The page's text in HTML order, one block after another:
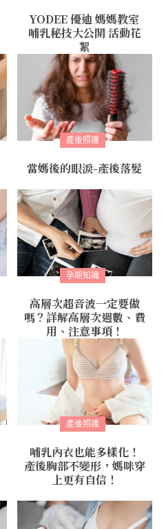
YODEE 優迪 媽媽教室
哺乳秘技大公開 活動花
絮
產後照護
當媽後的眼淚-產後落髮
孕期知識
高層次超音波一定要做
嗎？詳解高層次週數、費
用、注意事項！
產後照護
哺乳內衣也能多樣化！
產後胸部不變形，媽咪穿
上更有自信！